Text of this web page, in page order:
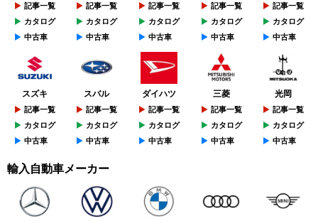
記事一覧
カタログ
中古車
記事一覧
カタログ
中古車
記事一覧
カタログ
中古車
記事一覧
カタログ
中古車
記事一覧
カタログ
中古車
スズキ
記事一覧
カタログ
中古車
スバル
記事一覧
カタログ
中古車
ダイハツ
記事一覧
カタログ
中古車
三菱
記事一覧
カタログ
中古車
光岡
記事一覧
カタログ
中古車
輸入自動車メーカー